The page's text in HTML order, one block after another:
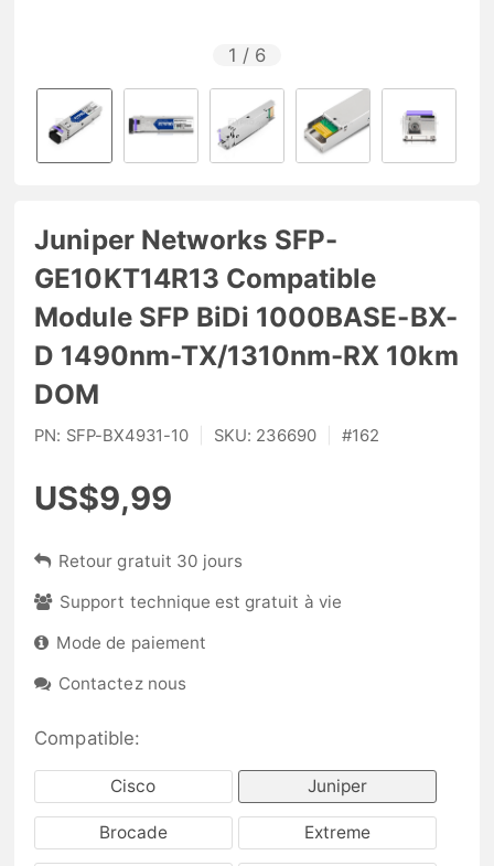
1 / 6
Juniper Networks SFP-
GE10KT14R13 Compatible
Module SFP BiDi 1000BASE-BX-
D 1490nm-TX/1310nm-RX 10km
DOM
PN: SFP-BX4931-10 SKU: 236690 #162
US$9,99
Retour gratuit 30 jours
Support technique est gratuit à vie
Mode de paiement
Contactez nous
Compatible:
Cisco Juniper
Brocade Extreme